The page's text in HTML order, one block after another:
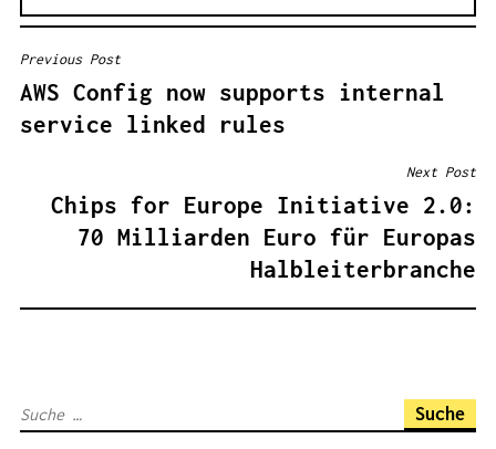
B
E
I
I
Previous Post
AWS Config now supports internal
service linked rules
Next Post
Chips for Europe Initiative 2.0:
70 Milliarden Euro für Europas
Halbleiterbranche
S